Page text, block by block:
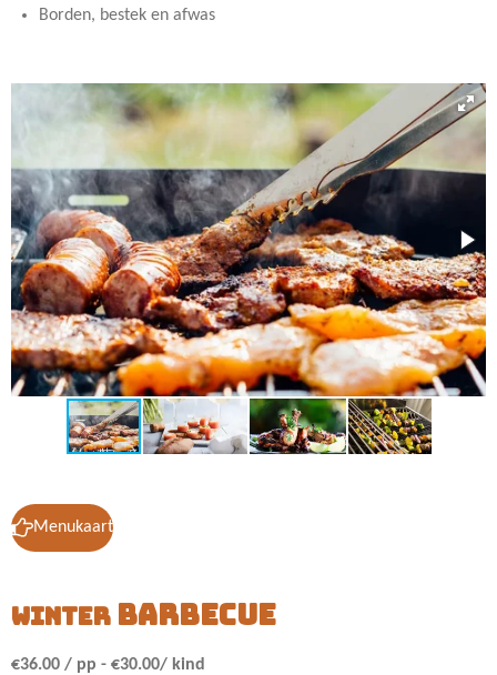
Borden, bestek en afwas
Menukaart
winter barbecue
€36.00 / pp - €30.00/ kind